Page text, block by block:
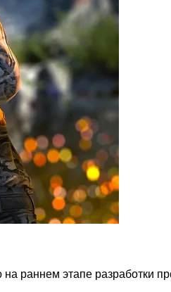
раннем этапе разработки